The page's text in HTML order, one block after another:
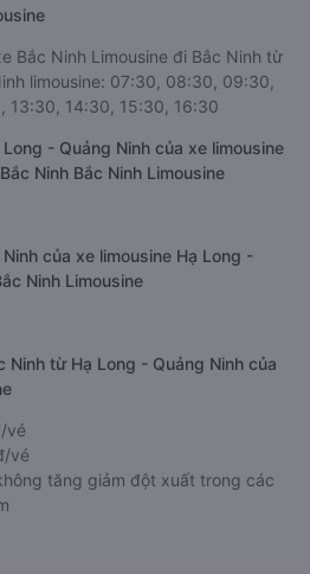
Hạ Long - Quảng Ninh Bắc Ninh
Bắc Ninh Limousine đi Bắc Ninh từ
limousine: 07:30, 08:30, 09:30,
Ninh Bắc Ninh Limousine
Ninh Limousine
Ninh từ Hạ Long - Quảng Ninh của